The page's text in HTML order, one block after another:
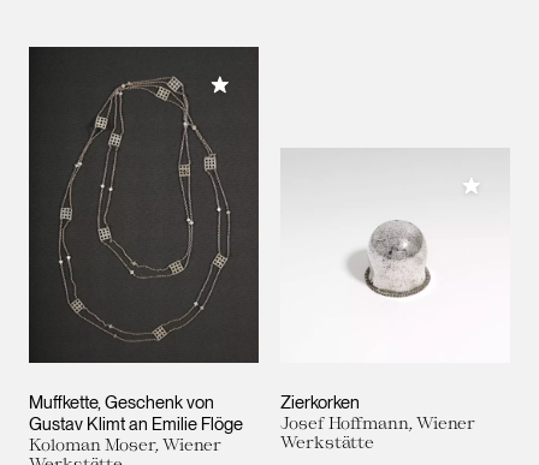
Muffkette, Geschenk von
Gustav Klimt an Emilie Flöge
Koloman Moser, Wiener
Meiner Sammlung hinzufügen
Zierkorken
Josef Hoffmann, Wiener
Werkstätte
Meiner